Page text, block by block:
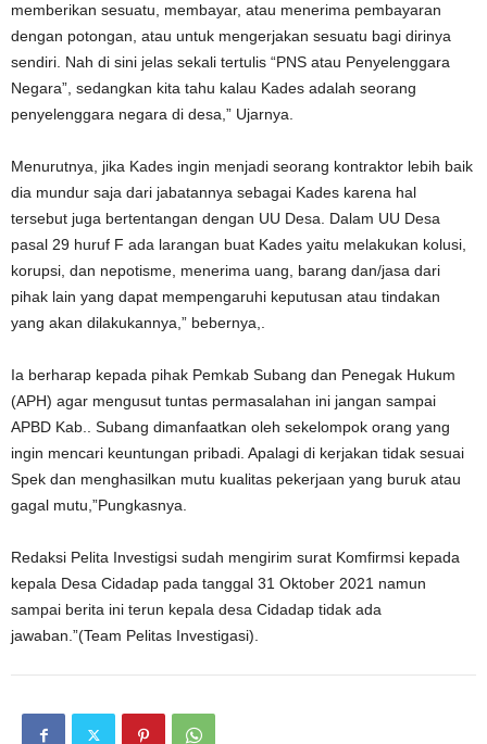
memberikan sesuatu, membayar, atau menerima pembayaran
dengan potongan, atau untuk mengerjakan sesuatu bagi dirinya
sendiri. Nah di sini jelas sekali tertulis “PNS atau Penyelenggara
Negara”, sedangkan kita tahu kalau Kades adalah seorang
penyelenggara negara di desa,” Ujarnya.
Menurutnya, jika Kades ingin menjadi seorang kontraktor lebih baik
dia mundur saja dari jabatannya sebagai Kades karena hal
tersebut juga bertentangan dengan UU Desa. Dalam UU Desa
pasal 29 huruf F ada larangan buat Kades yaitu melakukan kolusi,
korupsi, dan nepotisme, menerima uang, barang dan/jasa dari
pihak lain yang dapat mempengaruhi keputusan atau tindakan
yang akan dilakukannya,” bebernya,.
Ia berharap kepada pihak Pemkab Subang dan Penegak Hukum
(APH) agar mengusut tuntas permasalahan ini jangan sampai
APBD Kab.. Subang dimanfaatkan oleh sekelompok orang yang
ingin mencari keuntungan pribadi. Apalagi di kerjakan tidak sesuai
Spek dan menghasilkan mutu kualitas pekerjaan yang buruk atau
gagal mutu,”Pungkasnya.
Redaksi Pelita Investigsi sudah mengirim surat Komfirmsi kepada
kepala Desa Cidadap pada tanggal 31 Oktober 2021 namun
sampai berita ini terun kepala desa Cidadap tidak ada
jawaban.”(Team Pelitas Investigasi).